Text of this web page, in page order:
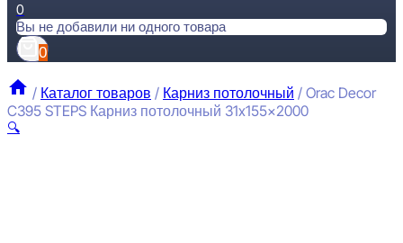
0
Вы не добавили ни одного товара
0
/ Каталог товаров / Карниз потолочный / Orac Decor
C395 STEPS Карниз потолочный 31x155x2000
🔍